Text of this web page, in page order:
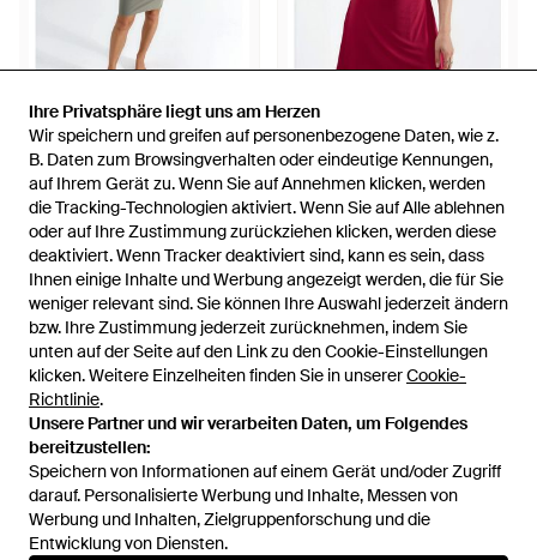
Ihre Privatsphäre liegt uns am Herzen
Wir speichern und greifen auf personenbezogene Daten, wie z.
B. Daten zum Browsingverhalten oder eindeutige Kennungen,
auf Ihrem Gerät zu. Wenn Sie auf Annehmen klicken, werden
die Tracking-Technologien aktiviert. Wenn Sie auf Alle ablehnen
oder auf Ihre Zustimmung zurückziehen klicken, werden diese
deaktiviert. Wenn Tracker deaktiviert sind, kann es sein, dass
Ihnen einige Inhalte und Werbung angezeigt werden, die für Sie
weniger relevant sind. Sie können Ihre Auswahl jederzeit ändern
bzw. Ihre Zustimmung jederzeit zurücknehmen, indem Sie
unten auf der Seite auf den Link zu den Cookie-Einstellungen
klicken. Weitere Einzelheiten finden Sie in unsererCookie-
Richtlinie.
Unsere Partner und wir verarbeiten Daten, um Folgendes
bereitzustellen:
Speichern von Informationen auf einem Gerät und/oder Zugriff
darauf. Personalisierte Werbung und Inhalte, Messen von
Werbung und Inhalten, Zielgruppenforschung und die
Entwicklung von Diensten.
Ihre Privatsphäre liegt uns am Herzen
Wir speichern und greifen auf personenbezogene Daten, wie z.
B. Daten zum Browsingverhalten oder eindeutige Kennungen,
auf Ihrem Gerät zu. Wenn Sie auf Annehmen klicken, werden
die Tracking-Technologien aktiviert. Wenn Sie auf Alle ablehnen
oder auf Ihre Zustimmung zurückziehen klicken, werden diese
deaktiviert. Wenn Tracker deaktiviert sind, kann es sein, dass
Ihnen einige Inhalte und Werbung angezeigt werden, die für Sie
weniger relevant sind. Sie können Ihre Auswahl jederzeit ändern
bzw. Ihre Zustimmung jederzeit zurücknehmen, indem Sie
unten auf der Seite auf den Link zu den Cookie-Einstellungen
klicken. Weitere Einzelheiten finden Sie in unsererCookie-
Richtlinie.
Unsere Partner und wir verarbeiten Daten, um Folgendes
bereitzustellen:
Speichern von Informationen auf einem Gerät und/oder Zugriff
darauf. Personalisierte Werbung und Inhalte, Messen von
Werbung und Inhalten, Zielgruppenforschung und die
Entwicklung von Diensten.
72,27 €57,82 €
Hiccup
Kleid - Grün
Von ABOUT YOU
SALE
68,69 €54,95 €
Hiccup
Kleid - Rot
VonABOUT YOU
SALE